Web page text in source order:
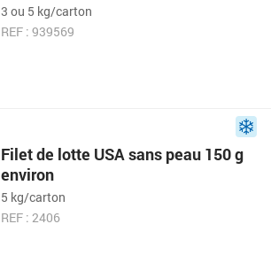
3 ou 5 kg/carton
REF : 939569
Filet de lotte USA sans peau 150 g
environ
5 kg/carton
REF : 2406